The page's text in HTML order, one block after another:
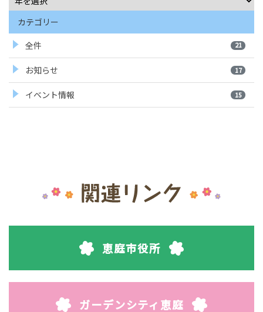
カテゴリー
全件 21
お知らせ 17
イベント情報 15
恵庭市役所
ガーデンシティ恵庭